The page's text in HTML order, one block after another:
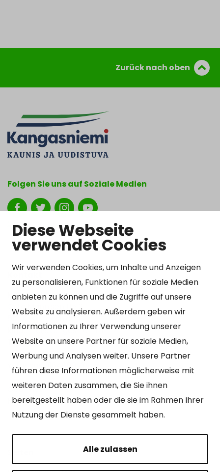
Diese Webseite
verwendet Cookies
Wir verwenden Cookies, um Inhalte und Anzeigen
zu personalisieren, Funktionen für soziale Medien
anbieten zu können und die Zugriffe auf unsere
Website zu analysieren. Außerdem geben wir
Informationen zu Ihrer Verwendung unserer
Website an unsere Partner für soziale Medien,
Werbung und Analysen weiter. Unsere Partner
führen diese Informationen möglicherweise mit
weiteren Daten zusammen, die Sie ihnen
bereitgestellt haben oder die sie im Rahmen Ihrer
Nutzung der Dienste gesammelt haben.
Alle zulassen
Zurück nach oben
Folgen Sie uns auf Soziale Medien
Show my cookie settings
Kangasniemen kunta
Otto Mannisen tie 2
51200 Kangasniemi
kirjaamo@kangasniemi.fi
Tel. 040 719 9370
Y-tunnus 0164690-3
Geöffnet
Mo – Fr 9-15 Uhr.